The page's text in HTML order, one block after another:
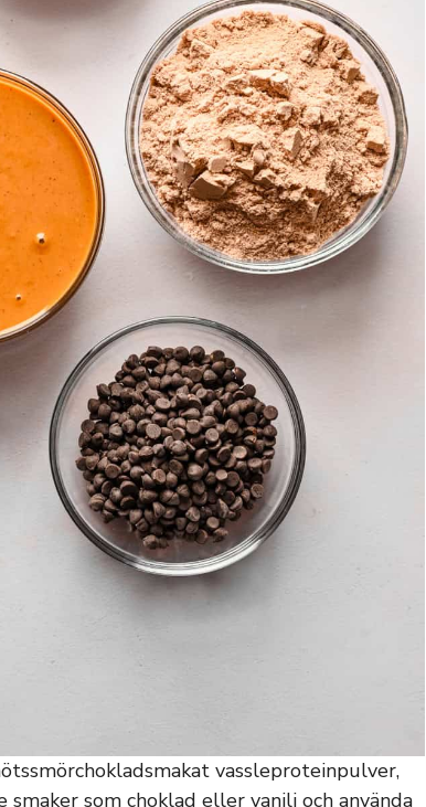
vassleproteinpulver,
som choklad eller vanilj och använda